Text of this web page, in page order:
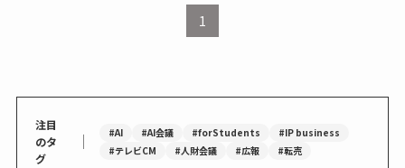
1
注目
のタ
グ
｜ #AI #AI会議 #forStudents
#IP business
#テレビCM
#人財会議 #広報 #転売